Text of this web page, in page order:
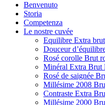
Benvenuto
Storia
Competenza
Le nostre cuvée
Equilibre Extra brut
Douceur
Rosé corolle Brut
Minéral Extra Brut
Rosé de saignée
Millésime 2008
Contraste Extra
Millésime 2000